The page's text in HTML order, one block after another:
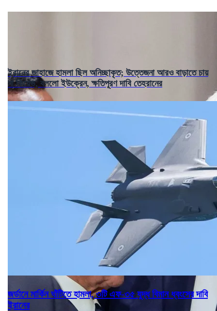
ইরানের জাহাজে হামলা ছিল অনিচ্ছাকৃত; উত্তেজনা আরও বাড়াতে চায়
না কিয়েভ, বললো ইউক্রেন, ক্ষতিপূরণ দাবি তেহরানের
জর্ডানে মার্কিন ঘাঁটিতে হামলা, ৩টি এফ-৩৫ যুদ্ধ বিমান ধ্বংসের দাবি
ইরানের